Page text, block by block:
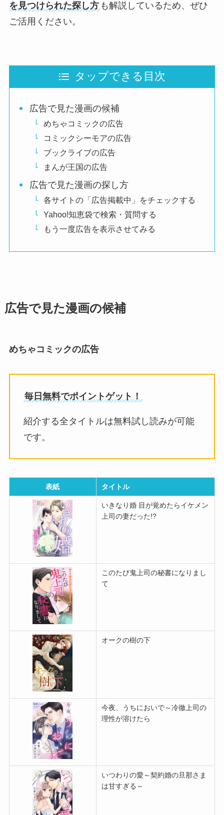
を見つけられた探し方 も解説しているため、ぜひ
ご活用ください。
タップできる目次
広告で見た漫画の候補
めちゃコミックの広告
コミックシーモアの広告
ブックライブの広告
まんが王国の広告
広告で見た漫画の探し方
各サイトの「広告掲載中」をチェックする
Yahoo!知恵袋で検索・質問する
もう一度広告を表示させてみる
広告で見た漫画の候補
めちゃコミックの広告
毎日無料でポイントゲット！
紹介する全タイトルは無料試し読みが可能
です。
表紙 タイトル
いきなり婚 目が覚めたらイケメン
上司の妻だった!?
このたび鬼上司の秘書になりまし
て
オークの樹の下
今夜、うちにおいで～冷徹上司の
理性が溶けたら
いつわりの愛～契約婚の旦那さま
は甘すぎる～